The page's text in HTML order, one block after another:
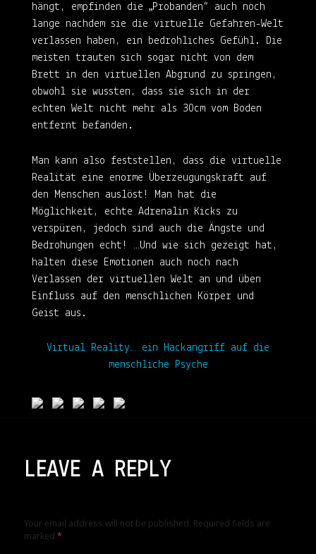
hängt, empfinden die „Probanden“ auch noch
lange nachdem sie die virtuelle Gefahren-Welt
verlassen haben, ein bedrohliches Gefühl. Die
meisten trauten sich sogar nicht von dem
Brett in den virtuellen Abgrund zu springen,
obwohl sie wussten, dass sie sich in der
echten Welt nicht mehr als 30cm vom Boden
entfernt befanden.
Man kann also feststellen, dass die virtuelle
Realität eine enorme Überzeugungskraft auf
den Menschen auslöst! Man hat die
Möglichkeit, echte Adrenalin Kicks zu
verspüren, jedoch sind auch die Ängste und
Bedrohungen echt! …Und wie sich gezeigt hat,
halten diese Emotionen auch noch nach
Verlassen der virtuellen Welt an und üben
Einfluss auf den menschlichen Körper und
Geist aus.
Virtual Reality… ein Hackangriff auf die
menschliche Psyche
LEAVE A REPLY
Your email address will not be published. Required fields are
marked*